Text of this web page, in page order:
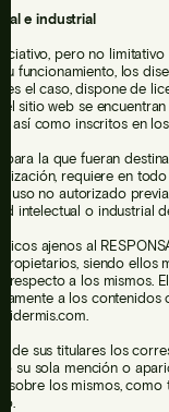
e industrial
pero no
funcionamiento, los
es el caso, dispone de
sitio web se
así como inscritos en
para la que fueran
requiere en
uso no autorizado
intelectual o industrial
ajenos al
propietarios, siendo
respecto a los mismos.
a los
de sus titulares los
su sola mención o
sobre los mismos,